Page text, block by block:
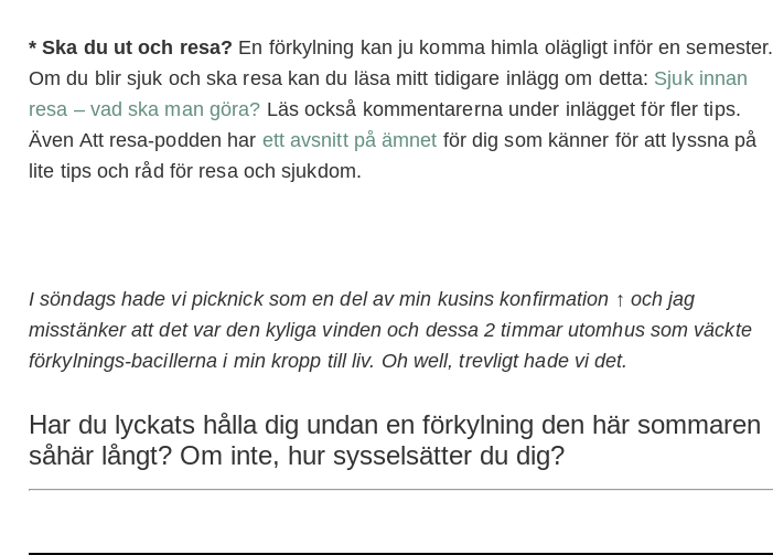
* Ska du ut och resa? En förkylning kan ju komma himla olägligt inför en semester.
Om du blir sjuk och ska resa kan du läsa mitt tidigare inlägg om detta: Sjuk innan
resa – vad ska man göra? Läs också kommentarerna under inlägget för fler tips.
Även Att resa-podden har ett avsnitt på ämnet för dig som känner för att lyssna på
lite tips och råd för resa och sjukdom.
I söndags hade vi picknick som en del av min kusins konfirmation ↑ och jag
misstänker att det var den kyliga vinden och dessa 2 timmar utomhus som väckte
förkylnings-bacillerna i min kropp till liv. Oh well, trevligt hade vi det.
Har du lyckats hålla dig undan en förkylning den här sommaren
såhär långt? Om inte, hur sysselsätter du dig?